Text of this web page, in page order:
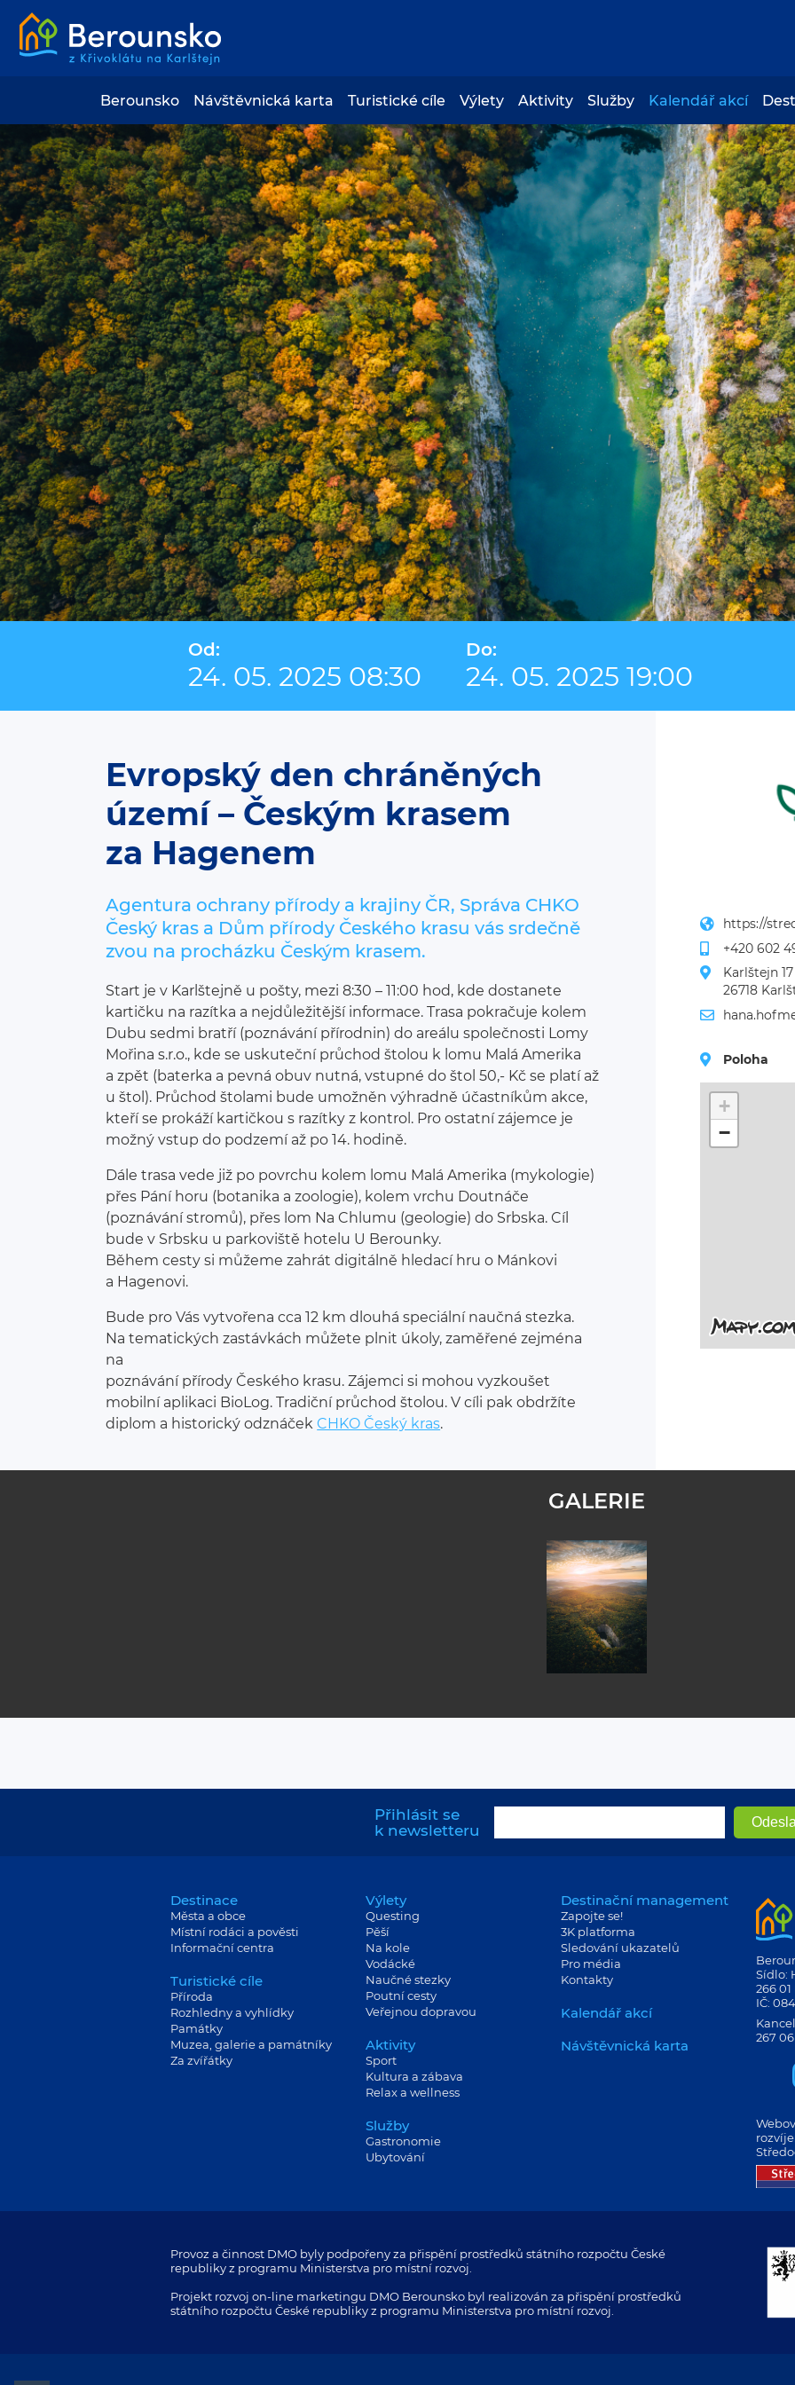
Berounsko Návštěvnická karta Turistické cíle Výlety Aktivity Služby Kalendář akcí
Od:
24. 05. 2025 08:30
Do:
24. 05. 2025 19:00
Evropský den chráněných
území – Českým krasem
za Hagenem
Agentura ochrany přírody a krajiny ČR, Správa CHKO
Český kras a Dům přírody Českého krasu vás srdečně
zvou na procházku Českým krasem.
Start je v Karlštejně u pošty, mezi 8:30 – 11:00 hod, kde dostanete
kartičku na razítka a nejdůležitější informace. Trasa pokračuje kolem
Dubu sedmi bratří (poznávání přírodnin) do areálu společnosti Lomy
Mořina s.r.o., kde se uskuteční průchod štolou k lomu Malá Amerika
a zpět (baterka a pevná obuv nutná, vstupné do štol 50,- Kč se platí až
u štol). Průchod štolami bude umožněn výhradně účastníkům akce,
kteří se prokáží kartičkou s razítky z kontrol. Pro ostatní zájemce je
možný vstup do podzemí až po 14. hodině.
Dále trasa vede již po povrchu kolem lomu Malá Amerika (mykologie)
přes Pání horu (botanika a zoologie), kolem vrchu Doutnáče
(poznávání stromů), přes lom Na Chlumu (geologie) do Srbska. Cíl
bude v Srbsku u parkoviště hotelu U Berounky.
Během cesty si můžeme zahrát digitálně hledací hru o Mánkovi
a Hagenovi.
Bude pro Vás vytvořena cca 12 km dlouhá speciální naučná stezka.
Na tematických zastávkách můžete plnit úkoly, zaměřené zejména
na
poznávání přírody Českého krasu. Zájemci si mohou vyzkoušet
mobilní aplikaci BioLog. Tradiční průchod štolou. V cíli pak obdržíte
diplom a historický odznáček CHKO Český kras.
https://
+420 602
Karlštejn 17
26718
Poloha
+
−
GALERIE
Přihlásit se
k newsletteru
Destinace
Města a obce
Místní rodáci a pověsti
Informační centra
Turistické cíle
Příroda
Rozhledny a vyhlídky
Památky
Muzea, galerie a památníky
Za zvířátky
Výlety
Questing
Pěší
Na kole
Vodácké
Naučné stezky
Poutní cesty
Veřejnou dopravou
Aktivity
Sport
Kultura a zábava
Relax a wellness
Služby
Gastronomie
Ubytování
Destinační management
Zapojte se!
3K platforma
Sledování ukazatelů
Pro média
Kontakty
Kalendář akcí
Návštěvnická karta
Sídlo:
266
IČ:
267
Provoz a činnost DMO byly podpořeny za přispění prostředků státního rozpočtu České
republiky z programu Ministerstva pro místní rozvoj.
Projekt rozvoj on-line marketingu DMO Berounsko byl realizován za přispění prostředků
státního rozpočtu České republiky z programu Ministerstva pro místní rozvoj.